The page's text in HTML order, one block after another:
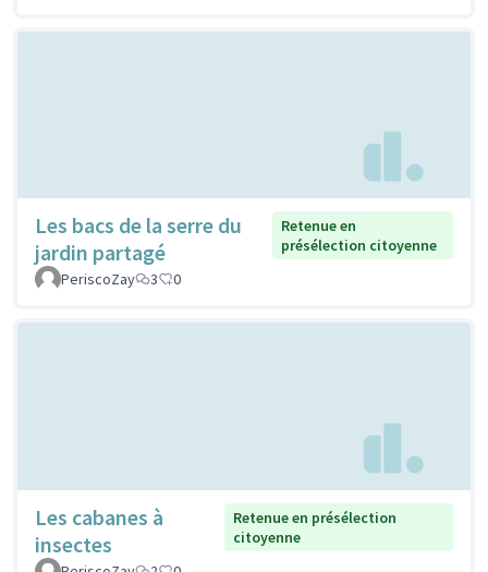
Les bacs de la serre du
jardin partagé
Retenue en
présélection citoyenne
PeriscoZay
3 0
Les cabanes à
insectes
Retenue en présélection
citoyenne